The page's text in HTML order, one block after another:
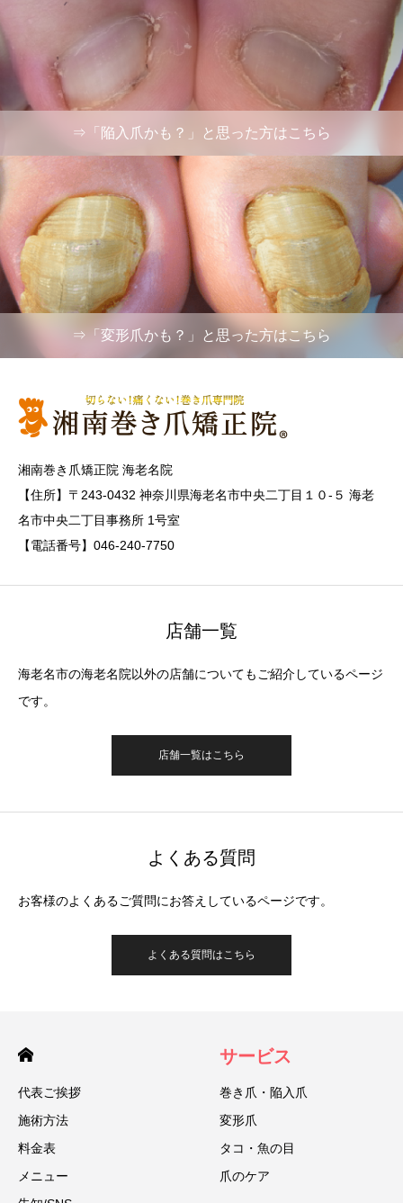
⇒「陥入爪かも？」と思った方はこちら
⇒「変形爪かも？」と思った方はこちら
湘南巻き爪矯正院 海老名院
【住所】〒243-0432 神奈川県海老名市中央二丁目１０-５ 海老
名市中央二丁目事務所 1号室
【電話番号】046-240-7750
店舗一覧
海老名市の海老名院以外の店舗についてもご紹介しているページ
です。
店舗一覧はこちら
よくある質問
お客様のよくあるご質問にお答えしているページです。
よくある質問はこちら
代表ご挨拶
施術方法
料金表
メニュー
サービス
巻き爪・陥入爪
変形爪
タコ・魚の目
爪のケア